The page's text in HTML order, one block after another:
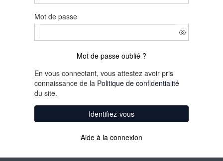
Mot de passe
Mot de passe oublié ?
En vous connectant, vous attestez avoir pris
connaissance de la Politique de confidentialité
du site.
Identifiez-vous
Aide à la connexion